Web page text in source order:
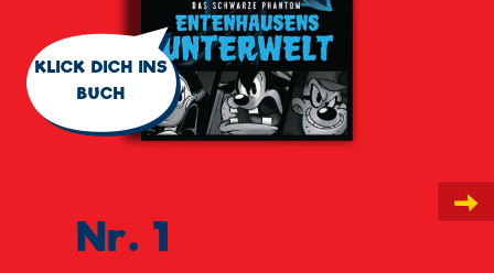
🗨
KLICK DICH INS
BUCH
Nr. 1
→